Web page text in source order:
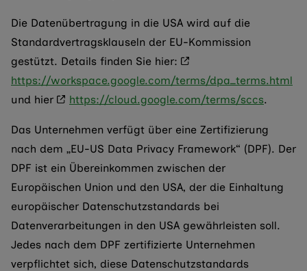
Die Datenübertragung in die USA wird auf die
Standardvertragsklauseln der EU-Kommission
gestützt. Details finden Sie hier:
https://workspace.google.com/terms/dpa_terms.html
und hier
https://cloud.google.com/terms/sccs.
Das Unternehmen verfügt über eine Zertifizierung
nach dem „EU-US Data Privacy Framework“ (DPF). Der
DPF ist ein Übereinkommen zwischen der
Europäischen Union und den USA, der die Einhaltung
europäischer Datenschutzstandards bei
Datenverarbeitungen in den USA gewährleisten soll.
Jedes nach dem DPF zertifizierte Unternehmen
verpflichtet sich, diese Datenschutzstandards